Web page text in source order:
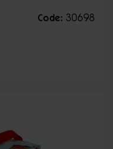
Code: 30698